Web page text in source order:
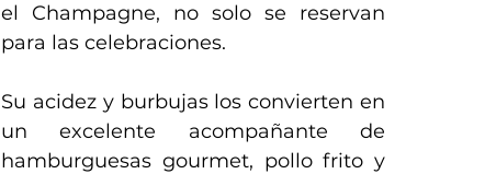
el Champagne, no solo se reservan
para las celebraciones.
Su acidez y burbujas los convierten en
un excelente acompañante de
hamburguesas gourmet, pollo frito y